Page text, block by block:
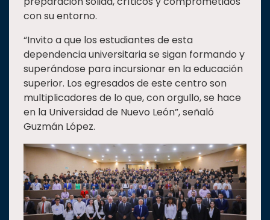
con su entorno.
“Invito a que los estudiantes de esta
dependencia universitaria se sigan formando y
superándose para incursionar en la educación
superior. Los egresados de este centro son
multiplicadores de lo que, con orgullo, se hace
en la Universidad de Nuevo León”, señaló
Guzmán López.